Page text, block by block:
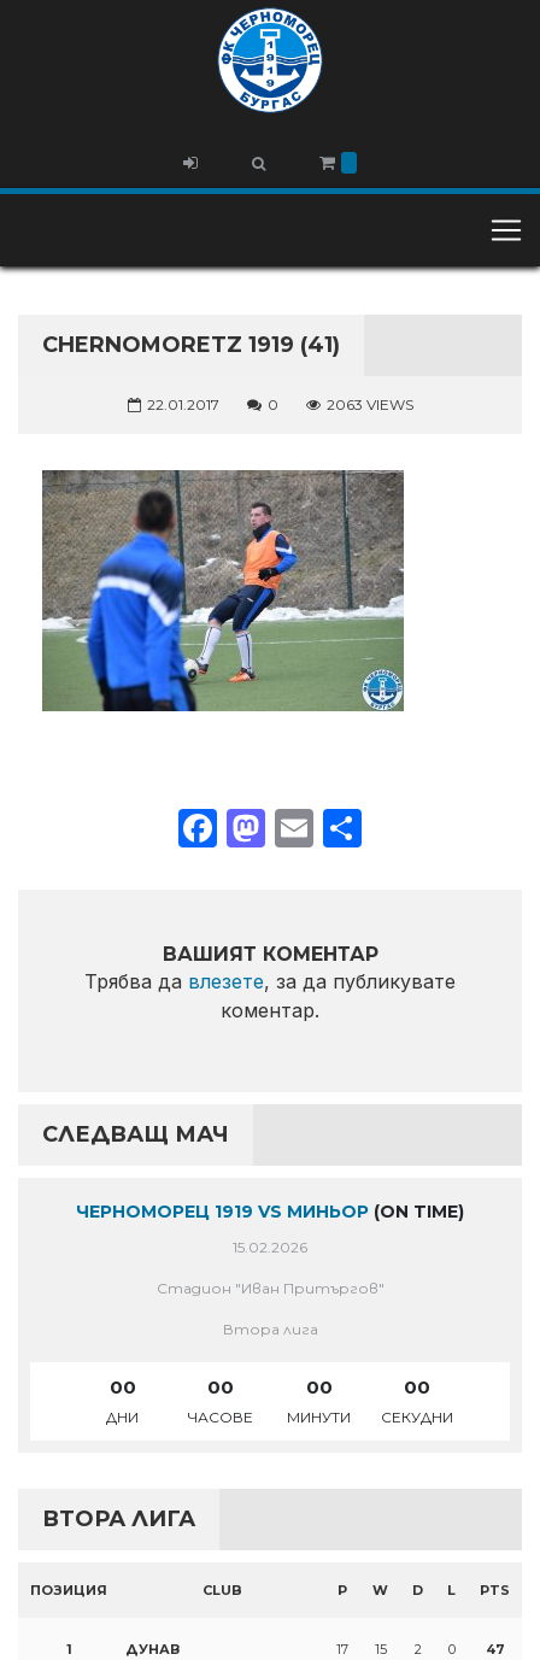
CHERNOMORETZ 1919 (41)
22.01.2017 0 2063 VIEWS
Facebook
Mastodon
Email
ВАШИЯТ КОМЕНТАР
Трябва да влезете, за да публикувате
коментар.
СЛЕДВАЩ МАЧ
ЧЕРНОМОРЕЦ 1919 VS МИНЬОР (ON TIME)
15.02.2026
Стадион "Иван Притъргов"
Втора лига
00
ДНИ
00
ЧАСОВЕ
00
МИНУТИ
00
СЕКУДНИ
ВТОРА ЛИГА
ПОЗИЦИЯ CLUB P W D L PTS
1 ДУНАВ 17 15 2 0 47